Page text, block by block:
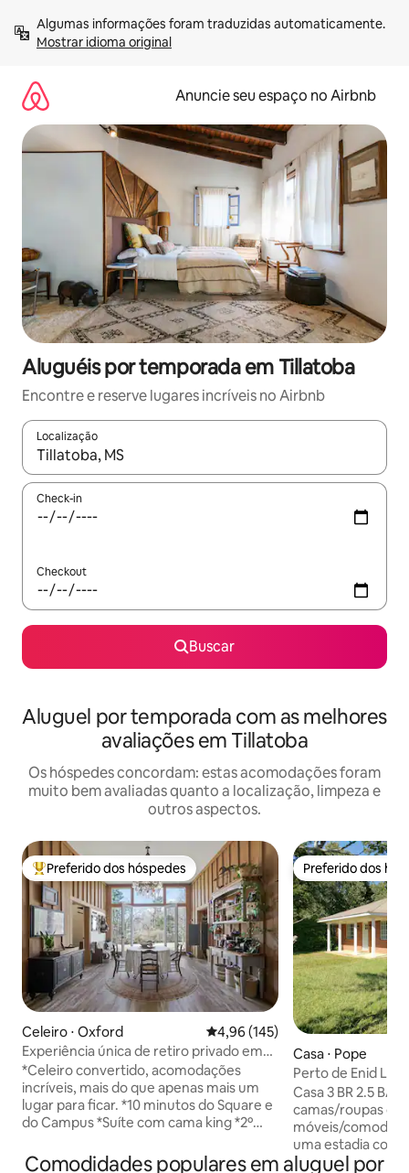
para
Mostrar idioma original
Anuncie seu espaço no Airbnb
Aluguéis por temporada em Tillatoba
Encontre e reserve lugares incríveis no Airbnb
Localização
Quando os resultados estiverem disponíveis, explore-os
Check-in
Checkout
Buscar
Aluguel por temporada com as melhores
avaliações em Tillatoba
Os hóspedes concordam: estas acomodações foram
muito bem avaliadas quanto a localização, limpeza e
outros aspectos.
Entre os melhores preferidos dos hóspedes
Preferido dos hóspedes
Celeiro ⋅ Oxford 4,96 de uma avaliação média de
4,96 (145)
Experiência única de retiro privado em
um barndominium
*Celeiro convertido, acomodações
incríveis, mais do que apenas mais um
lugar para ficar. *10 minutos do Square e
do Campus *Suíte com cama king *2º
*Estacionamento *Cozinha equipada
Preferido dos
Preferido dos
Casa ⋅ Pope
Perto de Enid
Casa 3 BR 2.5 BA
camas/roupas de
móveis/
uma estadia
AC/aquecimento,
Comodidades populares em aluguel por